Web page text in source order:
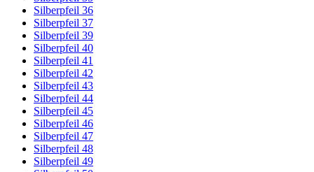
Silberpfeil 36
Silberpfeil 37
Silberpfeil 39
Silberpfeil 40
Silberpfeil 41
Silberpfeil 42
Silberpfeil 43
Silberpfeil 44
Silberpfeil 45
Silberpfeil 46
Silberpfeil 47
Silberpfeil 48
Silberpfeil 49